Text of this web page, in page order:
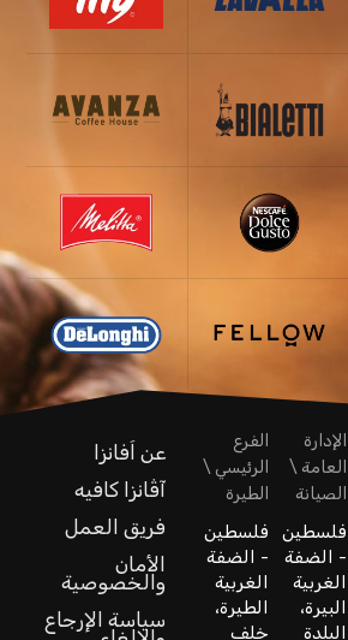
الإدارة
العامة \
الصيانة
فلسطين
- الضفة
الغربية
البيرة،
البلدة
الفرع
الرئيسي \
الطيرة
فلسطين
- الضفة
الغربية
الطيرة،
خلف
عن اَفانزا
آڤانزا كافيه
فريق العمل
الأمان
والخصوصية
سياسة الإرجاع